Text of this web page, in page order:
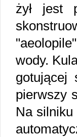
żył jest
wody.
gotującej
pierwszy
Na silniku